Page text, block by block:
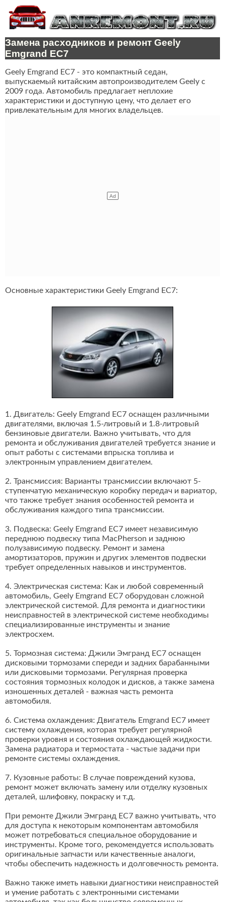
Замена расходников и ремонт Geely
Emgrand EC7
Geely Emgrand EC7 - это компактный седан,
выпускаемый китайским автопроизводителем Geely с
2009 года. Автомобиль предлагает неплохие
характеристики и доступную цену, что делает его
привлекательным для многих владельцев.
Основные характеристики Geely Emgrand EC7:
1. Двигатель: Geely Emgrand EC7 оснащен различными
двигателями, включая 1.5-литровый и 1.8-литровый
бензиновые двигатели. Важно учитывать, что для
ремонта и обслуживания двигателей требуется знание и
опыт работы с системами впрыска топлива и
электронным управлением двигателем.
2. Трансмиссия: Варианты трансмиссии включают 5-
ступенчатую механическую коробку передач и вариатор,
что также требует знания особенностей ремонта и
обслуживания каждого типа трансмиссии.
3. Подвеска: Geely Emgrand EC7 имеет независимую
переднюю подвеску типа MacPherson и заднюю
полузависимую подвеску. Ремонт и замена
амортизаторов, пружин и других элементов подвески
требует определенных навыков и инструментов.
4. Электрическая система: Как и любой современный
автомобиль, Geely Emgrand EC7 оборудован сложной
электрической системой. Для ремонта и диагностики
неисправностей в электрической системе необходимы
специализированные инструменты и знание
электросхем.
5. Тормозная система: Джили Эмгранд ЕС7 оснащен
дисковыми тормозами спереди и задних барабанными
или дисковыми тормозами. Регулярная проверка
состояния тормозных колодок и дисков, а также замена
изношенных деталей - важная часть ремонта
автомобиля.
6. Система охлаждения: Двигатель Emgrand EC7 имеет
систему охлаждения, которая требует регулярной
проверки уровня и состояния охлаждающей жидкости.
Замена радиатора и термостата - частые задачи при
ремонте системы охлаждения.
7. Кузовные работы: В случае повреждений кузова,
ремонт может включать замену или отделку кузовных
деталей, шлифовку, покраску и т.д.
При ремонте Джили Эмгранд ЕС7 важно учитывать, что
для доступа к некоторым компонентам автомобиля
может потребоваться специальное оборудование и
инструменты. Кроме того, рекомендуется использовать
оригинальные запчасти или качественные аналоги,
чтобы обеспечить надежность и долговечность ремонта.
Важно также иметь навыки диагностики неисправностей
и умение работать с электронными системами